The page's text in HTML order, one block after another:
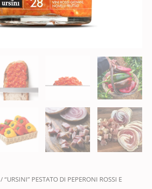
/ “URSINI” PESTATO DI PEPERONI ROSSI E